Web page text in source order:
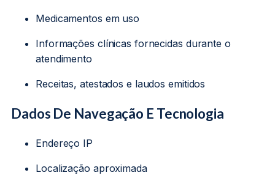
Medicamentos em uso
Informações clínicas fornecidas durante o
atendimento
Receitas, atestados e laudos emitidos
Dados De Navegação E Tecnologia
Endereço IP
Localização aproximada